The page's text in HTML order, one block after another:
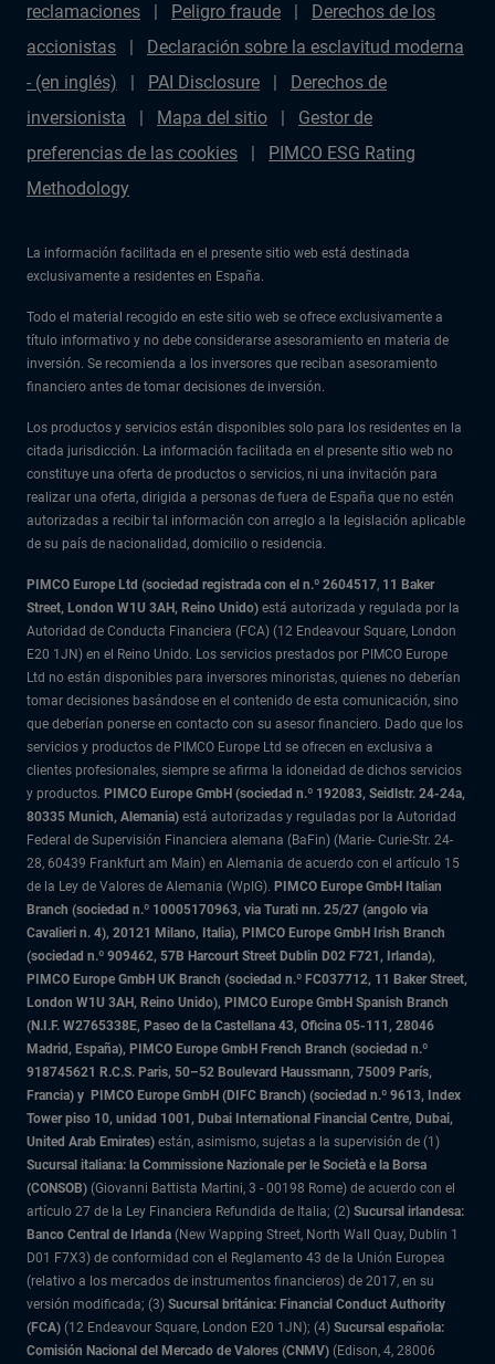
reclamaciones
Peligro fraude
Derechos de los
accionistas
Declaración sobre la esclavitud moderna
- (en inglés)
PAI Disclosure
Derechos de
inversionista
Mapa del sitio
Gestor de
preferencias de las cookies
PIMCO ESG Rating
Methodology
La información facilitada en el presente sitio web está destinada
exclusivamente a residentes en España.
Todo el material recogido en este sitio web se ofrece exclusivamente a
título informativo y no debe considerarse asesoramiento en materia de
inversión. Se recomienda a los inversores que reciban asesoramiento
financiero antes de tomar decisiones de inversión.
Los productos y servicios están disponibles solo para los residentes en la
citada jurisdicción. La información facilitada en el presente sitio web no
constituye una oferta de productos o servicios, ni una invitación para
realizar una oferta, dirigida a personas de fuera de España que no estén
autorizadas a recibir tal información con arreglo a la legislación aplicable
de su país de nacionalidad, domicilio o residencia.
PIMCO Europe Ltd (sociedad registrada con el n.º 2604517, 11 Baker
Street, London W1U 3AH, Reino Unido) está autorizada y regulada por la
Autoridad de Conducta Financiera (FCA) (12 Endeavour Square, London
E20 1JN) en el Reino Unido. Los servicios prestados por PIMCO Europe
Ltd no están disponibles para inversores minoristas, quienes no deberían
tomar decisiones basándose en el contenido de esta comunicación, sino
que deberían ponerse en contacto con su asesor financiero. Dado que los
servicios y productos de PIMCO Europe Ltd se ofrecen en exclusiva a
clientes profesionales, siempre se afirma la idoneidad de dichos servicios
y productos. PIMCO Europe GmbH (sociedad n.º 192083, Seidlstr. 24-24a,
80335 Munich, Alemania) está autorizadas y reguladas por la Autoridad
Federal de Supervisión Financiera alemana (BaFin) (Marie- Curie-Str. 24-
28, 60439 Frankfurt am Main) en Alemania de acuerdo con el artículo 15
de la Ley de Valores de Alemania (WpIG). PIMCO Europe GmbH Italian
Branch (sociedad n.º 10005170963, via Turati nn. 25/27 (angolo via
Cavalieri n. 4), 20121 Milano, Italia), PIMCO Europe GmbH Irish Branch
(sociedad n.º 909462, 57B Harcourt Street Dublin D02 F721, Irlanda),
PIMCO Europe GmbH UK Branch (sociedad n.º FC037712, 11 Baker Street,
London W1U 3AH, Reino Unido), PIMCO Europe GmbH Spanish Branch
(N.I.F. W2765338E, Paseo de la Castellana 43, Oficina 05-111, 28046
Madrid, España), PIMCO Europe GmbH French Branch (sociedad n.º
918745621 R.C.S. Paris, 50–52 Boulevard Haussmann, 75009 París,
Francia) y PIMCO Europe GmbH (DIFC Branch) (sociedad n.º 9613, Index
Tower piso 10, unidad 1001, Dubai International Financial Centre, Dubai,
United Arab Emirates) están, asimismo, sujetas a la supervisión de (1)
Sucursal italiana: la Commissione Nazionale per le Società e la Borsa
(CONSOB) (Giovanni Battista Martini, 3 - 00198 Rome) de acuerdo con el
artículo 27 de la Ley Financiera Refundida de Italia; (2) Sucursal irlandesa:
Banco Central de Irlanda (New Wapping Street, North Wall Quay, Dublin 1
D01 F7X3) de conformidad con el Reglamento 43 de la Unión Europea
(relativo a los mercados de instrumentos financieros) de 2017, en su
versión modificada; (3) Sucursal británica: Financial Conduct Authority
(FCA) (12 Endeavour Square, London E20 1JN); (4) Sucursal española:
Comisión Nacional del Mercado de Valores (CNMV) (Edison, 4, 28006